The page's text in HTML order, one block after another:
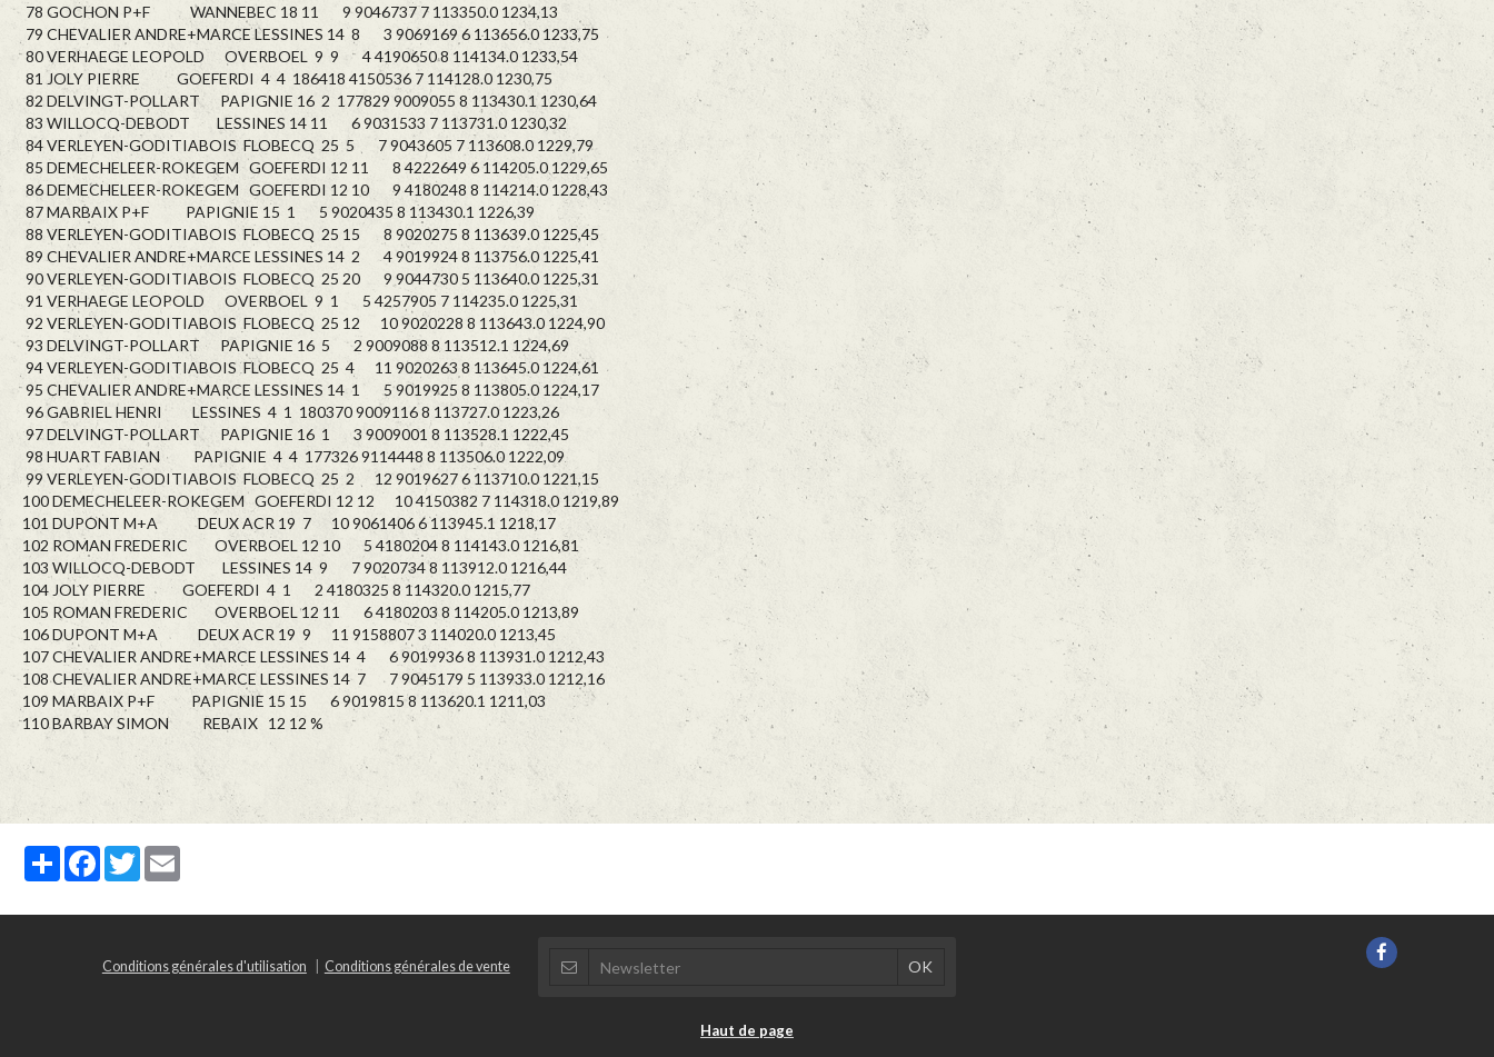
78 GOCHON P+F WANNEBEC 18 11 9 9046737 7 113350.0 1234,13
79 CHEVALIER ANDRE+MARCE LESSINES 14 8 3 9069169 6 113656.0 1233,75
80 VERHAEGE LEOPOLD OVERBOEL 9 9 4 4190650 8 114134.0 1233,54
81 JOLY PIERRE GOEFERDI 4 4 186418 4150536 7 114128.0 1230,75
82 DELVINGT-POLLART PAPIGNIE 16 2 177829 9009055 8 113430.1 1230,64
83 WILLOCQ-DEBODT LESSINES 14 11 6 9031533 7 113731.0 1230,32
84 VERLEYEN-GODITIABOIS FLOBECQ 25 5 7 9043605 7 113608.0 1229,79
85 DEMECHELEER-ROKEGEM GOEFERDI 12 11 8 4222649 6 114205.0 1229,65
86 DEMECHELEER-ROKEGEM GOEFERDI 12 10 9 4180248 8 114214.0 1228,43
87 MARBAIX P+F PAPIGNIE 15 1 5 9020435 8 113430.1 1226,39
88 VERLEYEN-GODITIABOIS FLOBECQ 25 15 8 9020275 8 113639.0 1225,45
89 CHEVALIER ANDRE+MARCE LESSINES 14 2 4 9019924 8 113756.0 1225,41
90 VERLEYEN-GODITIABOIS FLOBECQ 25 20 9 9044730 5 113640.0 1225,31
91 VERHAEGE LEOPOLD OVERBOEL 9 1 5 4257905 7 114235.0 1225,31
92 VERLEYEN-GODITIABOIS FLOBECQ 25 12 10 9020228 8 113643.0 1224,90
93 DELVINGT-POLLART PAPIGNIE 16 5 2 9009088 8 113512.1 1224,69
94 VERLEYEN-GODITIABOIS FLOBECQ 25 4 11 9020263 8 113645.0 1224,61
95 CHEVALIER ANDRE+MARCE LESSINES 14 1 5 9019925 8 113805.0 1224,17
96 GABRIEL HENRI LESSINES 4 1 180370 9009116 8 113727.0 1223,26
97 DELVINGT-POLLART PAPIGNIE 16 1 3 9009001 8 113528.1 1222,45
98 HUART FABIAN PAPIGNIE 4 4 177326 9114448 8 113506.0 1222,09
99 VERLEYEN-GODITIABOIS FLOBECQ 25 2 12 9019627 6 113710.0 1221,15
100 DEMECHELEER-ROKEGEM GOEFERDI 12 12 10 4150382 7 114318.0 1219,89
101 DUPONT M+A DEUX ACR 19 7 10 9061406 6 113945.1 1218,17
102 ROMAN FREDERIC OVERBOEL 12 10 5 4180204 8 114143.0 1216,81
103 WILLOCQ-DEBODT LESSINES 14 9 7 9020734 8 113912.0 1216,44
104 JOLY PIERRE GOEFERDI 4 1 2 4180325 8 114320.0 1215,77
105 ROMAN FREDERIC OVERBOEL 12 11 6 4180203 8 114205.0 1213,89
106 DUPONT M+A DEUX ACR 19 9 11 9158807 3 114020.0 1213,45
107 CHEVALIER ANDRE+MARCE LESSINES 14 4 6 9019936 8 113931.0 1212,43
108 CHEVALIER ANDRE+MARCE LESSINES 14 7 7 9045179 5 113933.0 1212,16
109 MARBAIX P+F PAPIGNIE 15 15 6 9019815 8 113620.1 1211,03
110 BARBAY SIMON REBAIX 12 12 %
PartagerFacebook
Twitter
Conditions générales d'utilisation Conditions générales de vente
Haut de page